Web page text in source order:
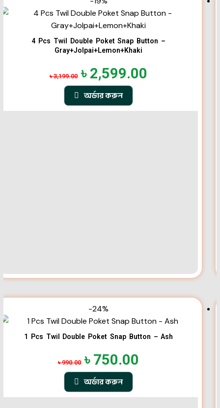
4 Pcs Twil Double Poket Snap Button –
Gray+Jolpai+Lemon+Khaki
৳3,199.00 ৳ 2,599.00
অর্ডার করুন
-24%
1 Pcs Twil Double Poket Snap Button – Ash
৳990.00 ৳ 750.00
অর্ডার করুন